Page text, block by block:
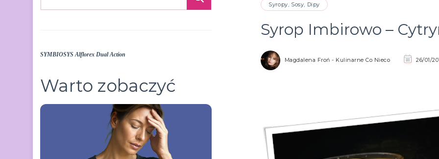
Syropy, Sosy, Dipy
Syrop Imbirowo –
Magdalena Froń - Kulinarne Co Nieco 26/01/
SYMBIOSYS Alflorex Dual Action
Warto zobaczyć